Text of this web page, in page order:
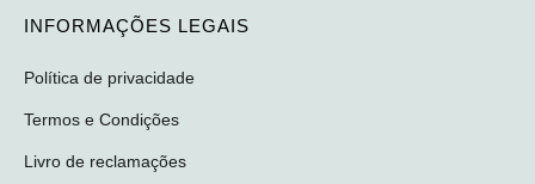
INFORMAÇÕES LEGAIS
Política de privacidade
Termos e Condições
Livro de reclamações